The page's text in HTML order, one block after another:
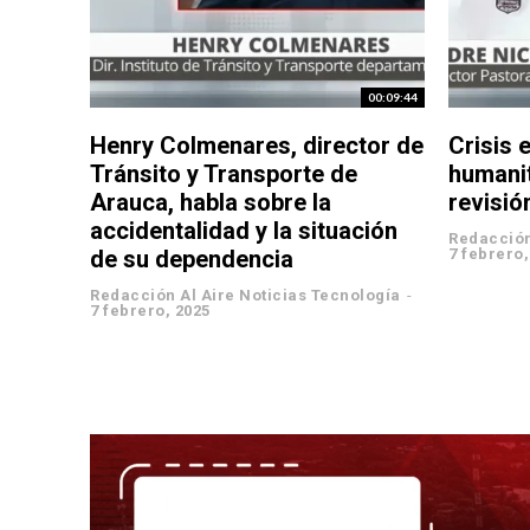
00:09:44
Henry Colmenares, director de
Tránsito y Transporte de
Arauca, habla sobre la
accidentalidad y la situación
de su dependencia
Redacción Al Aire Noticias Tecnología -
7 febrero, 2025
Crisis
7 febrero,